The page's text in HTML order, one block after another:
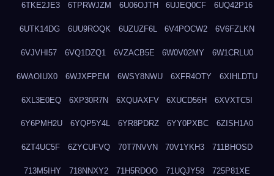
6TKE2JE3 6TPRWJZM 6U06OJTH 6UJEQ0CF 6UQ42P16
6UTK14DG 6UU9ROQK 6UZUZF6L 6V4POCW2 6V6FZLKN
6VJVHI57 6VQ1DZQ1 6VZACB5E 6W0V02MY 6W1CRLU0
6WAOIUX0 6WJXFPEM 6WSY8NWU 6XFR4OTY 6XIHLDTU
6XL3E0EQ 6XP30R7N 6XQUAXFV 6XUCD56H 6XVXTC5I
6Y6PMH2U 6YQP5Y4L 6YR8PDRZ 6YY0PXBC 6ZISH1A0
6ZT4UC5F 6ZYCUFVQ 70T7NVVN 70V1YKH3 711BHOSD
713M5IHY 718NNXY2 71H5RDOO 71UQJY58 725P81XE